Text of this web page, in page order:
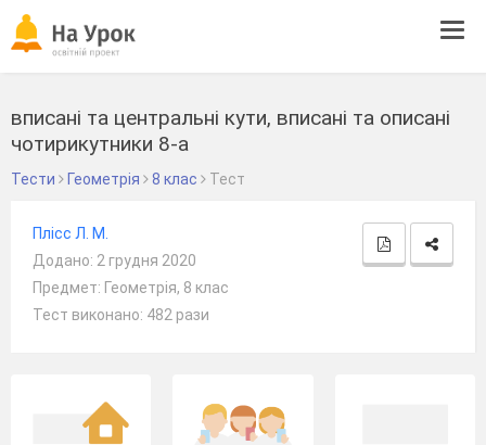
вписані та центральні кути, вписані та описані
чотирикутники 8-а
Тести Геометрія 8 клас Тест
Плісс Л. М.
Додано: 2 грудня 2020
Предмет: Геометрія, 8 клас
Тест виконано: 482 рази